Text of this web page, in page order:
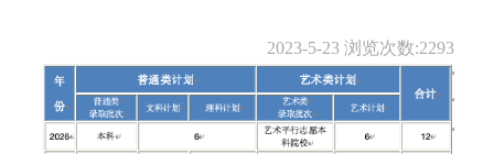
2023-5-23浏览次数:2293